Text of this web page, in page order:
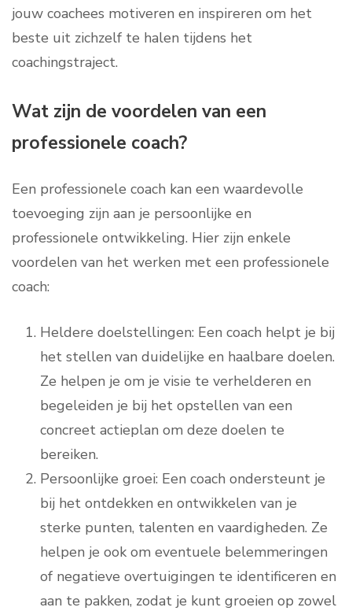
jouw coachees motiveren en inspireren om het
beste uit zichzelf te halen tijdens het
coachingstraject.
Wat zijn de voordelen van een
professionele coach?
Een professionele coach kan een waardevolle
toevoeging zijn aan je persoonlijke en
professionele ontwikkeling. Hier zijn enkele
voordelen van het werken met een professionele
coach:
Heldere doelstellingen: Een coach helpt je bij
het stellen van duidelijke en haalbare doelen.
Ze helpen je om je visie te verhelderen en
begeleiden je bij het opstellen van een
concreet actieplan om deze doelen te
bereiken.
Persoonlijke groei: Een coach ondersteunt je
bij het ontdekken en ontwikkelen van je
sterke punten, talenten en vaardigheden. Ze
helpen je ook om eventuele belemmeringen
of negatieve overtuigingen te identificeren en
aan te pakken, zodat je kunt groeien op zowel